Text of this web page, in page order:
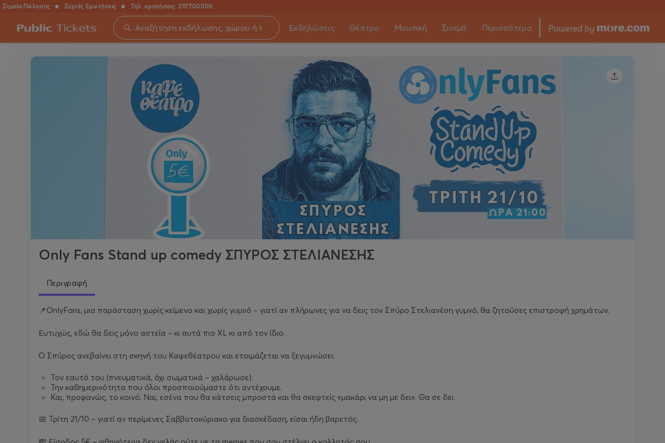
Σημεία Πώλησης ● Συχνές Ερωτήσεις ● Τηλ. κρατήσεις: 2117700000
Εκδηλώσεις Θέατρο Μουσική Σινεμά Περισσότερα
Only Fans Stand up comedy ΣΠΥΡΟΣ ΣΤΕΛΙΑΝΕΣΗΣ
Περιγραφή
📌OnlyFans, μια παράσταση χωρίς κείμενο και χωρίς γυμνό – γιατί αν πλήρωνες για να δεις τον Σπύρο Στελιανέση γυμνό, θα ζητούσες επιστροφή χρημάτων.
Ευτυχώς, εδώ θα δεις μόνο αστεία – κι αυτά πιο XL κι από τον ίδιο.
Ο Σπύρος ανεβαίνει στη σκηνή του Καφεθέατρου και ετοιμάζεται να ξεγυμνώσει:
Τον εαυτό του (πνευματικά, όχι σωματικά – χαλάρωσε).
Την καθημερινότητα που όλοι προσποιούμαστε ότι αντέχουμε.
Και, προφανώς, το κοινό. Ναι, εσένα που θα κάτσεις μπροστά και θα σκεφτείς «μακάρι να μη με δει». Θα σε δει.
📅 Τρίτη 21/10 – γιατί αν περίμενες Σαββατοκύριακο για διασκέδαση, είσαι ήδη βαρετός.